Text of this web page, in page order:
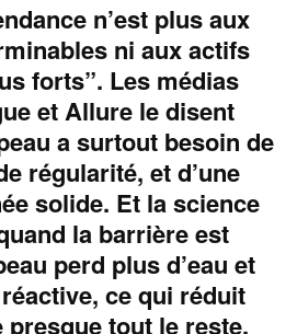
n’est plus aux
ni aux actifs
forts”. Les médias
et Allure le disent
a surtout besoin de
régularité, et d’une
solide. Et la science
la barrière est
perd plus d’eau et
ce qui réduit
presque tout le reste.